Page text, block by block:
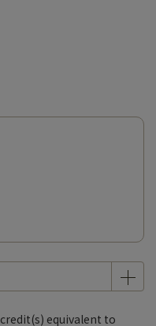
credit(s) equivalent to